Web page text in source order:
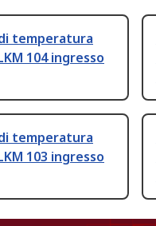
temperatura
104 ingresso
temperatura
103 ingresso